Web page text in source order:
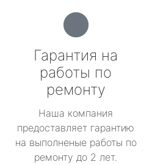
Гарантия на
работы по
ремонту
Наша компания
предоставляет гарантию
на выполненые работы по
ремонту до 2 лет.